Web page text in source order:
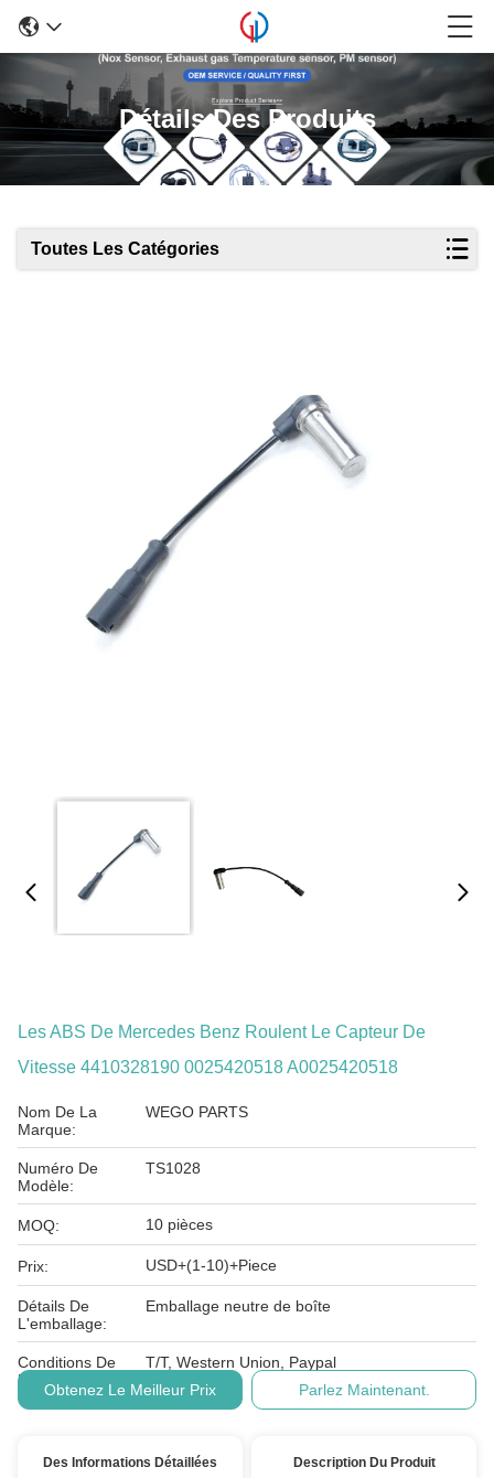
Détails Des Produits
Toutes Les Catégories
Les ABS De Mercedes Benz Roulent Le Capteur De
Vitesse 4410328190 0025420518 A0025420518
Nom De La
Marque:
WEGO PARTS
Numéro De
Modèle:
TS1028
MOQ: 10 pièces
Prix: USD+(1-10)+Piece
Détails De
L'emballage:
Emballage neutre de boîte
Conditions De
Paiement:
T/T, Western Union, Paypal
Obtenez Le Meilleur Prix
Parlez Maintenant.
Des Informations Détaillées Description Du Produit